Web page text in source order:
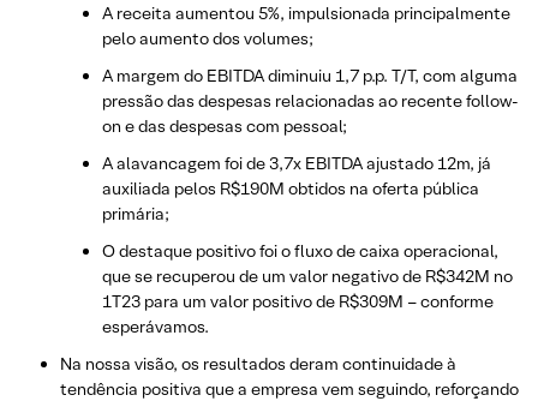
A receita aumentou 5%, impulsionada principalmente
pelo aumento dos volumes;
A margem do EBITDA diminuiu 1,7 p.p. T/T, com alguma
pressão das despesas relacionadas ao recente follow-
on e das despesas com pessoal;
A alavancagem foi de 3,7x EBITDA ajustado 12m, já
auxiliada pelos R$190M obtidos na oferta pública
primária;
O destaque positivo foi o fluxo de caixa operacional,
que se recuperou de um valor negativo de R$342M no
1T23 para um valor positivo de R$309M – conforme
esperávamos.
Na nossa visão, os resultados deram continuidade à
tendência positiva que a empresa vem seguindo, reforçando